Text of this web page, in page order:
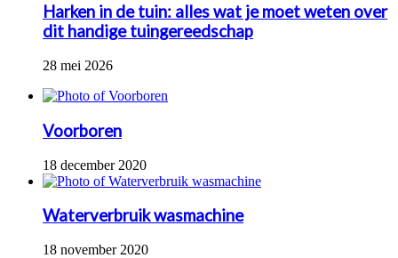
Harken in de tuin: alles wat je moet weten over
dit handige tuingereedschap
28 mei 2026
Voorboren
18 december 2020
Waterverbruik wasmachine
18 november 2020